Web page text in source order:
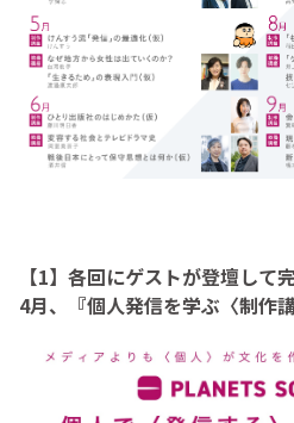
【1】各回にゲストが登壇して
4月、『個人発信を学ぶ〈制作